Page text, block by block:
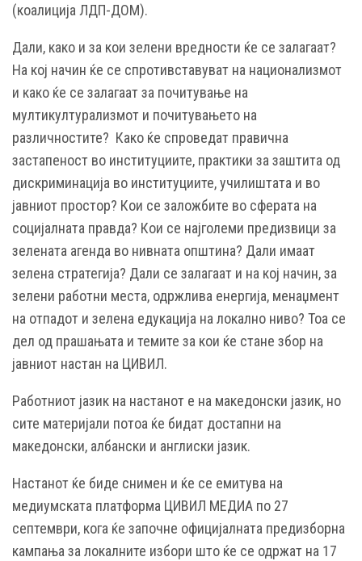
(коалиција ЛДП-ДОМ).
Дали, како и за кои зелени вредности ќе се залагаат?
На кој начин ќе се спротивставуват на национализмот
и како ќе се залагаат за почитување на
мултикултурализмот и почитувањето на
различностите? Како ќе спроведат правична
застапеност во институциите, практики за заштита од
дискриминација во институциите, училиштата и во
јавниот простор? Кои се заложбите во сферата на
социјалната правда? Кои се најголеми предизвици за
зелената агенда во нивната општина? Дали имаат
зелена стратегија? Дали се залагаат и на кој начин, за
зелени работни места, одржлива енергија, менаџмент
на отпадот и зелена едукација на локално ниво? Тоа се
дел од прашањата и темите за кои ќе стане збор на
јавниот настан на ЦИВИЛ.
Работниот јазик на настанот е на македонски јазик, но
сите материјали потоа ќе бидат достапни на
македонски, албански и англиски јазик.
Настанот ќе биде снимен и ќе се емитува на
медиумската платформа ЦИВИЛ МЕДИА по 27
септември, кога ќе започне официјалната предизборна
кампања за локалните избори што ќе се одржат на 17